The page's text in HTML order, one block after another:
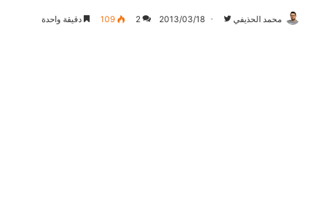
محمد الحذيفي 2013/03/18
2
109 دقيقة واحدة